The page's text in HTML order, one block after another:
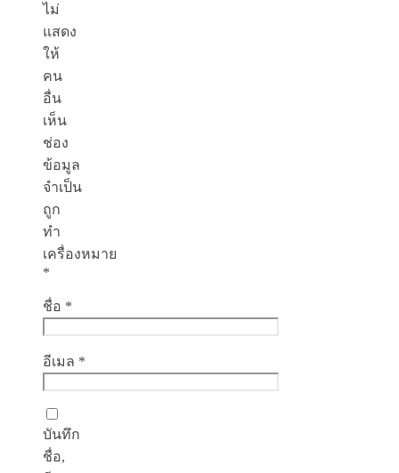
ไม่
แสดง
ให้
คน
อื่น
เห็น
ช่อง
ข้อมูล
จำเป็น
ถูก
ทำ
เครื่องหมาย
*
ชื่อ *
อีเมล *
บันทึก
ชื่อ,